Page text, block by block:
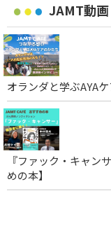
JAMT動画
オランダと学ぶAYA
『ファック・キャン
めの本】